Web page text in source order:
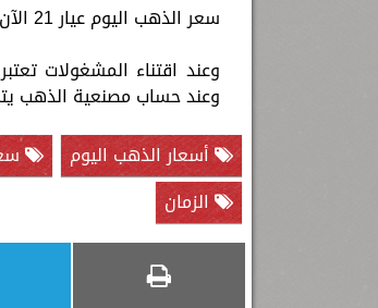
سعر الذهب اليوم عيار 21 الآن بالمصنعية
وعند حساب مصنعية الذهب يتم إضافة متوسط مبلغ
أسعار الذهب اليوم
الزمان